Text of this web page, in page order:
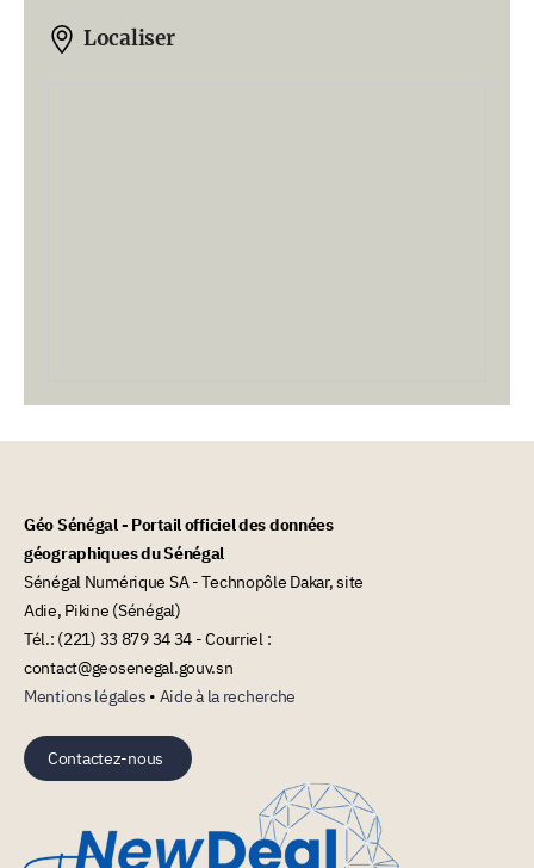
Localiser
Géo Sénégal - Portail officiel des données
géographiques du Sénégal
Sénégal Numérique SA - Technopôle Dakar, site
Adie, Pikine (Sénégal)
Tél.: (221) 33 879 34 34 - Courriel :
contact@geosenegal.gouv.sn
Mentions légales • Aide à la recherche
Contactez-nous